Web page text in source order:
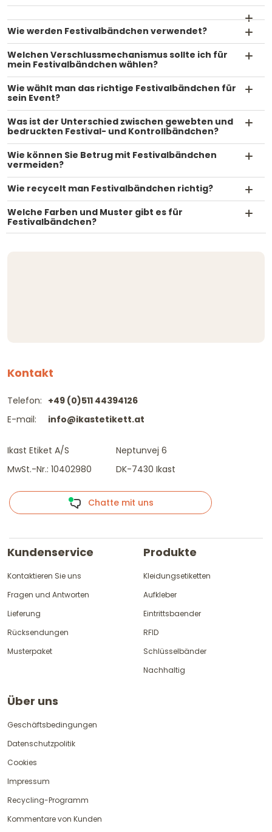
Wie werden Festivalbändchen verwendet?
Welchen Verschlussmechanismus sollte ich für
mein Festivalbändchen wählen?
Wie wählt man das richtige Festivalbändchen für
sein Event?
Was ist der Unterschied zwischen gewebten und
bedruckten Festival- und Kontrollbändchen?
Wie können Sie Betrug mit Festivalbändchen
vermeiden?
Wie recycelt man Festivalbändchen richtig?
Welche Farben und Muster gibt es für
Festivalbändchen?
Kontakt
Telefon:
E-mail:
+49 (0)511 44394126
info@ikastetikett.at
Ikast Etiket A/S
MwSt.-Nr.: 10402980
Neptunvej 6
DK-7430 Ikast
Chatte mit uns
Kundenservice
Kontaktieren Sie uns
Fragen und Antworten
Lieferung
Rücksendungen
Musterpaket
Produkte
Kleidungsetiketten
Aufkleber
Eintrittsbaender
RFID
Schlüsselbänder
Nachhaltig
Über uns
Geschäftsbedingungen
Datenschutzpolitik
Cookies
Impressum
Recycling-Programm
Kommentare von Kunden